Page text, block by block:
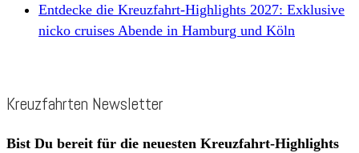
Entdecke die Kreuzfahrt-Highlights 2027: Exklusive
nicko cruises Abende in Hamburg und Köln
Kreuzfahrten Newsletter
Bist Du bereit für die neuesten Kreuzfahrt-Highlights